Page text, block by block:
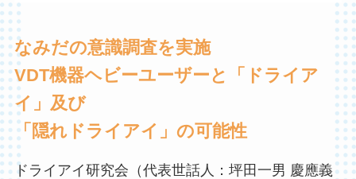
なみだの意識調査を実施
VDT機器ヘビーユーザーと「ドライア
イ」及び
「隠れドライアイ」の可能性
ドライアイ研究会（代表世話人：坪田一男 慶應義